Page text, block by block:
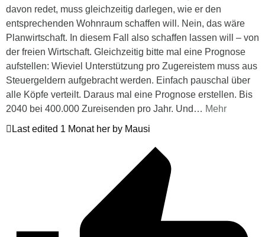
davon redet, muss gleichzeitig darlegen, wie er den
entsprechenden Wohnraum schaffen will. Nein, das wäre
Planwirtschaft. In diesem Fall also schaffen lassen will – von
der freien Wirtschaft. Gleichzeitig bitte mal eine Prognose
aufstellen: Wieviel Unterstützung pro Zugereistem muss aus
Steuergeldern aufgebracht werden. Einfach pauschal über
alle Köpfe verteilt. Daraus mal eine Prognose erstellen. Bis
2040 bei 400.000 Zureisenden pro Jahr. Und … Mehr
Last edited 1 Monat her by Mausi